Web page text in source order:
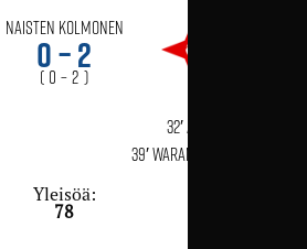
Naisten Kolmonen
0 – 2
( 0 – 2 )
32′ Alina Koulik
39′ Waranya Chaimuk
Yleisöä:
78